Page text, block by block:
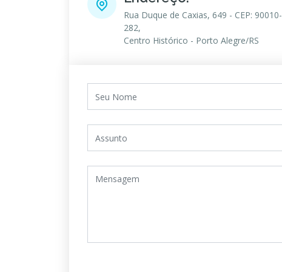
Rua Duque de Caxias, 649 - CEP: 90010-
282,
Centro Histórico - Porto Alegre/RS